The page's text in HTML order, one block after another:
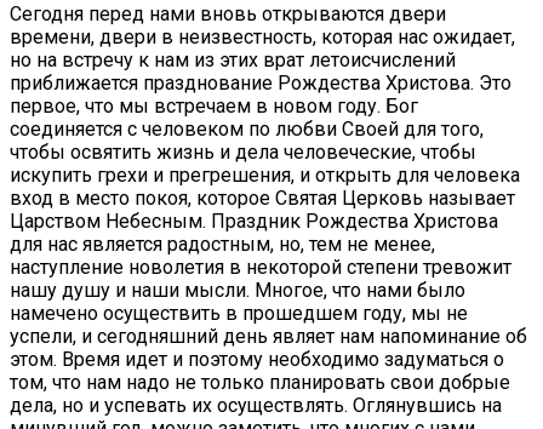
Сегодня перед нами вновь открываются двери
времени, двери в неизвестность, которая нас ожидает,
но на встречу к нам из этих врат летоисчислений
приближается празднование Рождества Христова. Это
первое, что мы встречаем в новом году. Бог
соединяется с человеком по любви Своей для того,
чтобы освятить жизнь и дела человеческие, чтобы
искупить грехи и прегрешения, и открыть для человека
вход в место покоя, которое Святая Церковь называет
Царством Небесным. Праздник Рождества Христова
для нас является радостным, но, тем не менее,
наступление новолетия в некоторой степени тревожит
нашу душу и наши мысли. Многое, что нами было
намечено осуществить в прошедшем году, мы не
успели, и сегодняшний день являет нам напоминание об
этом. Время идет и поэтому необходимо задуматься о
том, что нам надо не только планировать свои добрые
дела, но и успевать их осуществлять. Оглянувшись на